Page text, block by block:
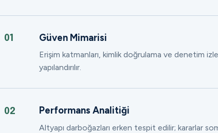
01 Güven Mimarisi
Erişim katmanları, kimlik doğrulama ve denetim
yapılandırılır.
02 Performans Analitiği
Altyapı darboğazları erken tespit edilir; kararlar